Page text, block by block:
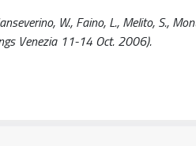
W., Faino, L., Melito, S.,
Venezia 11-14 Oct. 2006).